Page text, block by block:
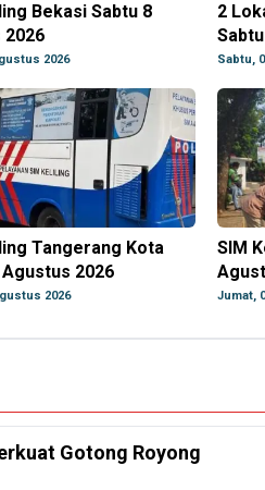
Bekasi Sabtu 8
2026
2
Sabtu,
Tangerang Kota
2026
2026
SIM
Jumat,
Gotong Royong